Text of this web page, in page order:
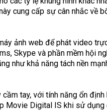
cung cấp sự cân nhắc về
ảnh web để phát video
Skype và phần mềm hội
như khả năng tách nền
tay, với tính năng ổn
Movie Digital IS khi sử